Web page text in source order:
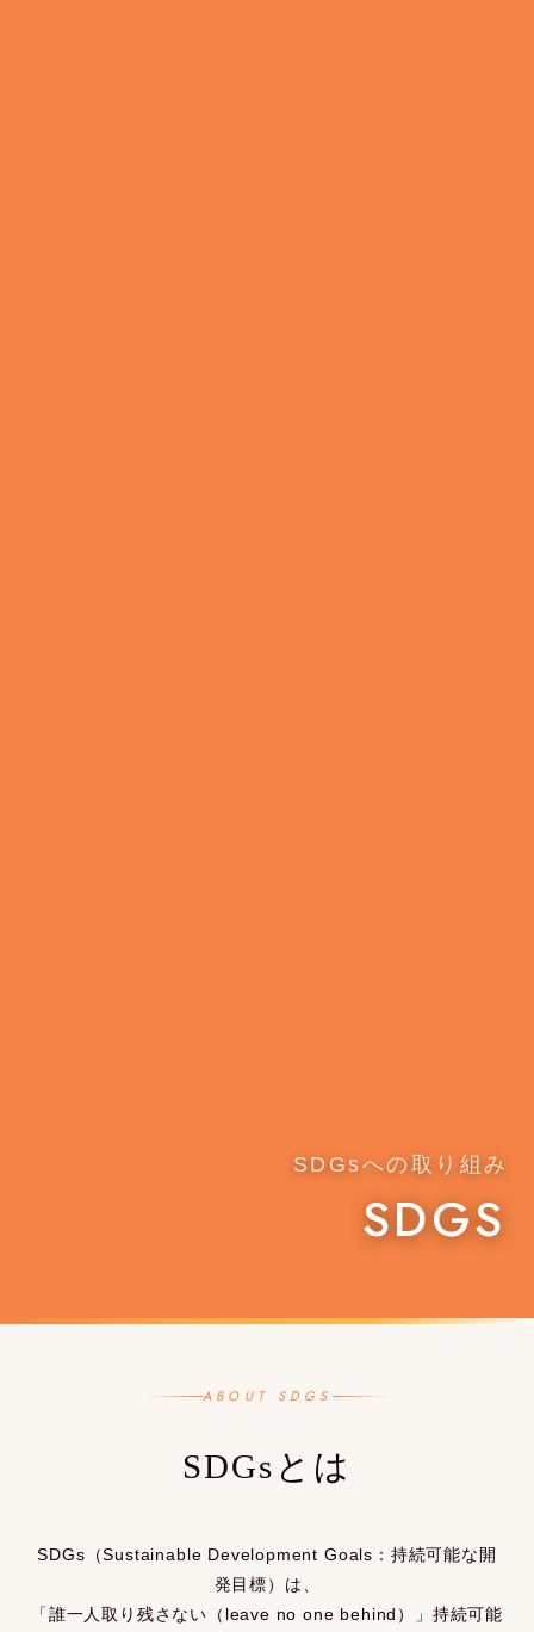
SDGsへの取り組み
SDGS
ABOUT SDGS
SDGsとは
SDGs（Sustainable Development Goals：持続可能な開
発目標）は、
「誰一人取り残さない（leave no one behind）」持続可能